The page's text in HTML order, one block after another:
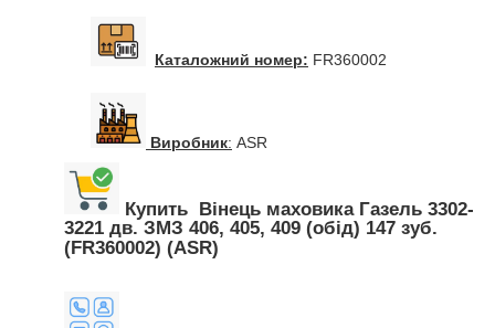
Каталожний номер: FR360002
Виробник: ASR
Купить Вінець маховика Газель 3302-
3221 дв. ЗМЗ 406, 405, 409 (обід) 147 зуб.
(FR360002) (ASR)